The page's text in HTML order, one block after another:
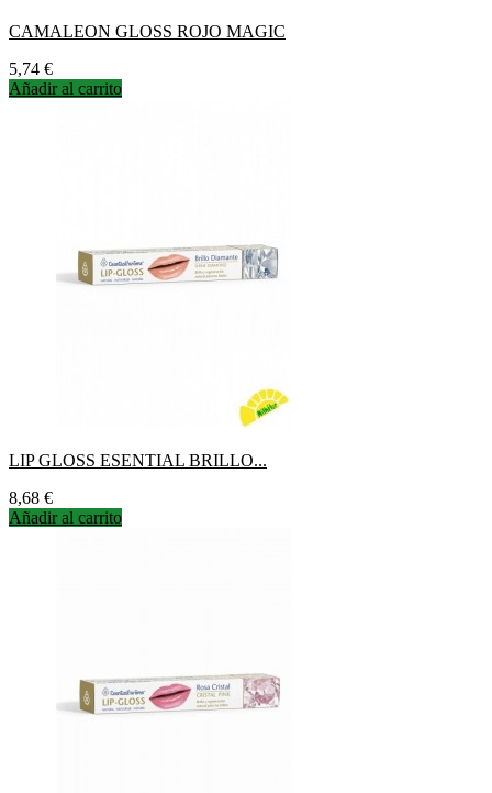
CAMALEON GLOSS ROJO MAGIC
Precio
5,74 €
Añadir al carrito
LIP GLOSS ESENTIAL BRILLO...
Precio
8,68 €
Añadir al carrito